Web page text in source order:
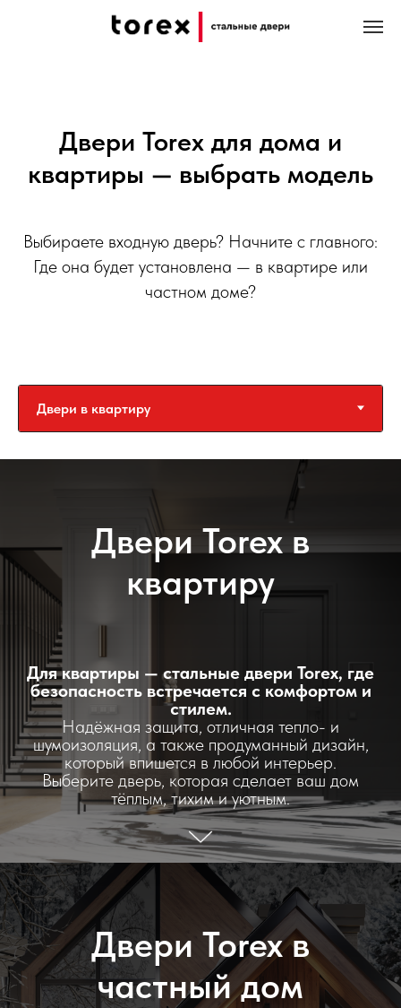
Каталог
Двери Torex для дома и
квартиры — выбрать модель
Выбираете входную дверь? Начните с главного:
Где она будет установлена — в квартире или
частном доме?
Двери Torex в
квартиру
Для квартиры — стальные двери Torex, где
безопасность встречается с комфортом и
стилем.
Надёжная защита, отличная тепло- и
шумоизоляция, а также продуманный дизайн,
который впишется в любой интерьер.
Выберите дверь, которая сделает ваш дом
тёплым, тихим и уютным.
Двери Torex в
частный дом